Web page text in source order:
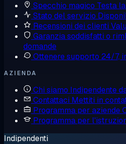
Specchio magico Testa
Stato del servizio
Recensioni dei clienti
Garanzia soddisfatti o
domande
Ottenere supporto 24/7,
AZIENDA
Chi siamo Indipendente
Contattaci Mettiti in
Programma per aziende
Programma per
Indipendenti